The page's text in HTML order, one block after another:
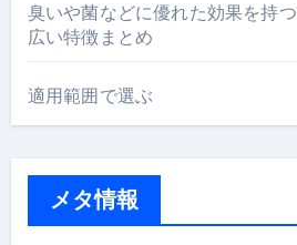
臭いや菌などに優れた効果を持
広い特徴まとめ
適用範囲で選ぶ
メタ情報